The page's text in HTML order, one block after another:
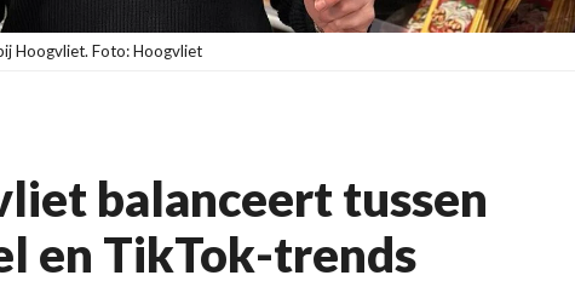
Hoogvliet. Foto: Hoogvliet
balanceert tussen
en TikTok-trends